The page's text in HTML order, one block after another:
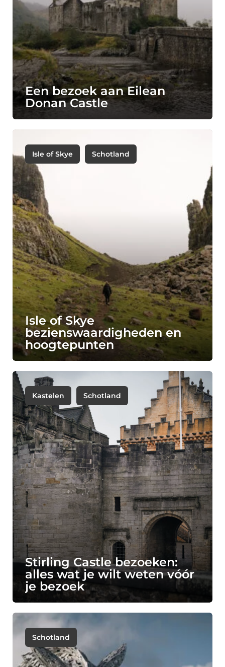
Een bezoek aan Eilean
Donan Castle
Isle of Skye Schotland
Isle of Skye
bezienswaardigheden en
hoogtepunten
Kastelen Schotland
Stirling Castle bezoeken:
alles wat je wilt weten vóór
je bezoek
Schotland